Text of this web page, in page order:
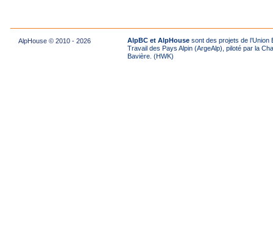
AlpHouse © 2010 - 2026 AlpBC et AlpHousesont des projets de l’Union
Travail des Pays Alpin (ArgeAlp), piloté par la
Bavière. (HWK)